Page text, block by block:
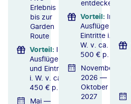
Erlebnis
bis zur
Garden
Route
Vorteil: Inkl.
Ausflüge
und Eintritte
i. W. v. ca.
450 € p. P.
Mai —
entdecken
Vorteil: Inkl.
Ausflüge &
Eintritte i.
W. v. ca.
500 € p. P.
November
2026 —
Oktober
2027